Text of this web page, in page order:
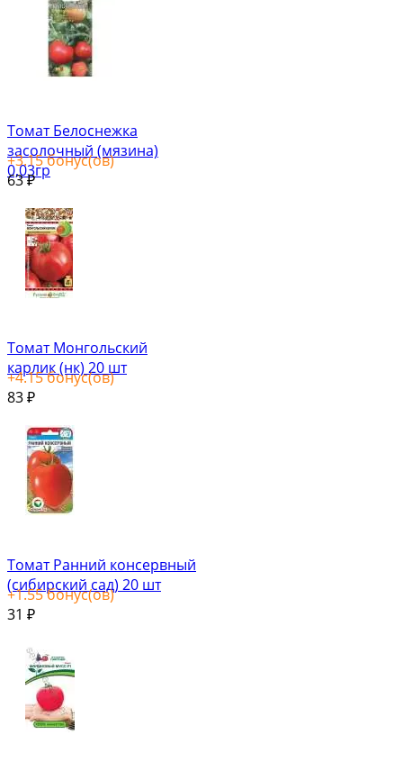
Томат Белоснежка
засолочный (мязина)
0,03гр
+3.15бонус(ов)
63₽
Томат Монгольский
карлик (нк) 20 шт
+4.15бонус(ов)
83 ₽
Томат Ранний консервный
(сибирский сад) 20 шт
+1.55бонус(ов)
31 ₽